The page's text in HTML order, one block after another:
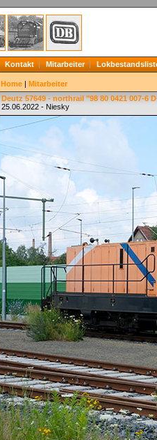
Kontakt Mitarbeiter
Home | Mitarbeiter
Deutz 57649 - northrail "98 80 0421 007-6
25.06.2022 - Niesky